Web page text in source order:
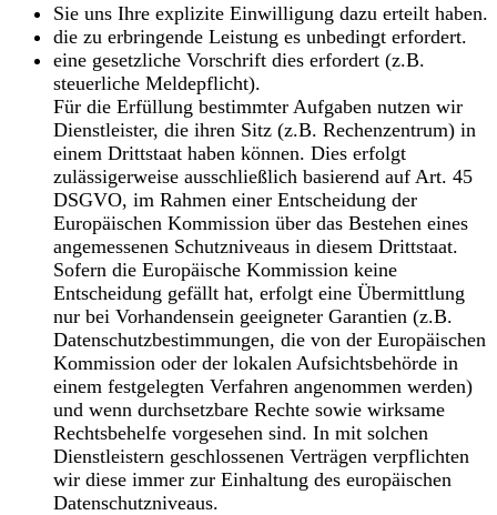
Sie uns Ihre explizite Einwilligung dazu erteilt haben.
die zu erbringende Leistung es unbedingt erfordert.
eine gesetzliche Vorschrift dies erfordert (z.B.
steuerliche Meldepflicht).
Für die Erfüllung bestimmter Aufgaben nutzen wir
Dienstleister, die ihren Sitz (z.B. Rechenzentrum) in
einem Drittstaat haben können. Dies erfolgt
zulässigerweise ausschließlich basierend auf Art. 45
DSGVO, im Rahmen einer Entscheidung der
Europäischen Kommission über das Bestehen eines
angemessenen Schutzniveaus in diesem Drittstaat.
Sofern die Europäische Kommission keine
Entscheidung gefällt hat, erfolgt eine Übermittlung
nur bei Vorhandensein geeigneter Garantien (z.B.
Datenschutzbestimmungen, die von der Europäischen
Kommission oder der lokalen Aufsichtsbehörde in
einem festgelegten Verfahren angenommen werden)
und wenn durchsetzbare Rechte sowie wirksame
Rechtsbehelfe vorgesehen sind. In mit solchen
Dienstleistern geschlossenen Verträgen verpflichten
wir diese immer zur Einhaltung des europäischen
Datenschutzniveaus.